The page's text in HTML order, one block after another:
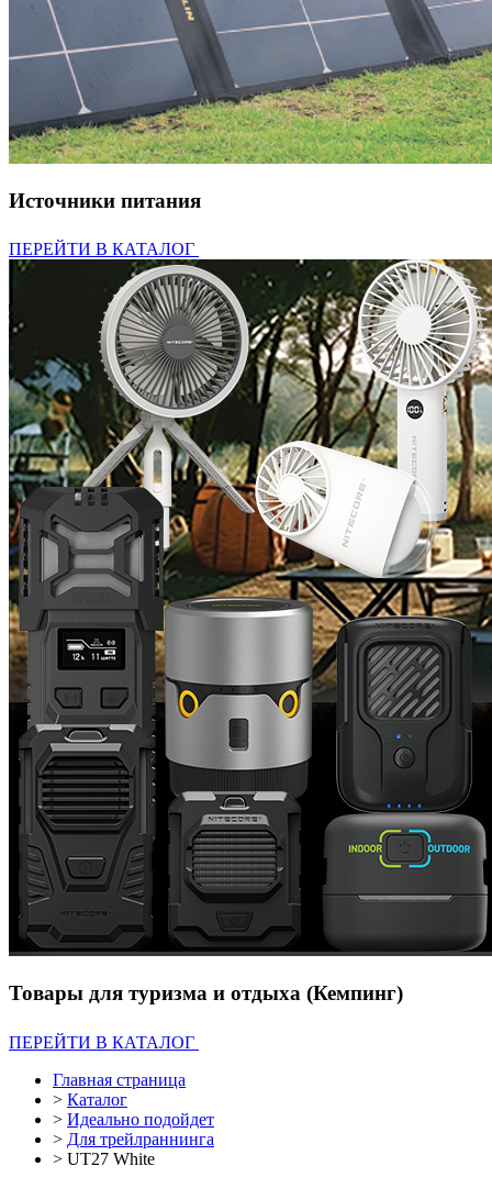
Источники питания
ПЕРЕЙТИ В КАТАЛОГ
Товары для туризма и отдыха (Кемпинг)
ПЕРЕЙТИ В КАТАЛОГ
Главная страница
> Каталог
> Идеально подойдет
> Для трейлраннинга
> UT27 White